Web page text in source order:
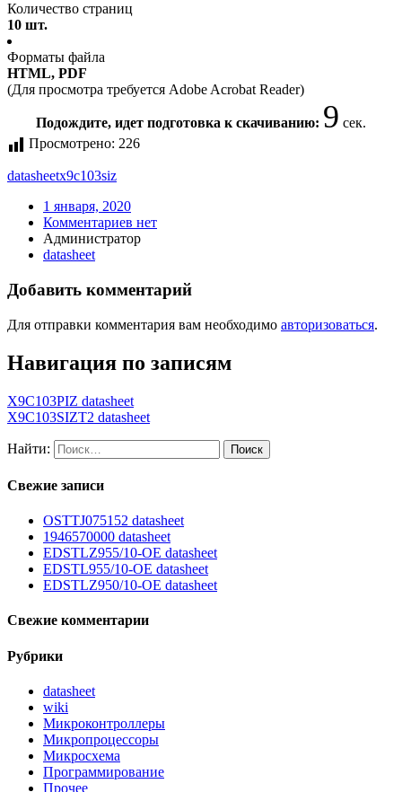
Количество страниц
10 шт.
Форматы файла
HTML, PDF
(Для просмотра требуется Adobe Acrobat Reader)
Подождите, идет подготовка к скачиванию: 9 сек.
Просмотрено: 226
datasheetx9c103siz
1 января, 2020
Комментариев нет
Администратор
datasheet
Добавить комментарий
Для отправки комментария вам необходимо авторизоваться.
Навигация по записям
X9C103PIZ datasheet
X9C103SIZT2 datasheet
Найти:
Свежие записи
OSTTJ075152 datasheet
1946570000 datasheet
EDSTLZ955/10-OE datasheet
EDSTL955/10-OE datasheet
EDSTLZ950/10-OE datasheet
Свежие комментарии
Рубрики
datasheet
wiki
Микроконтроллеры
Микропроцессоры
Микросхема
Программирование
Прочее